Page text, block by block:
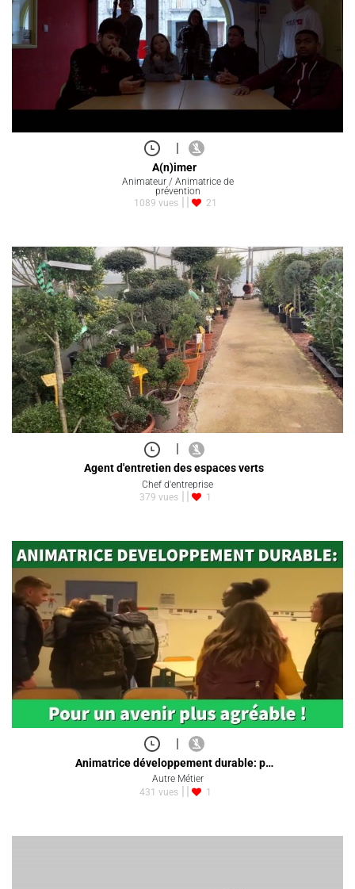
|
A(n)imer
Animateur / Animatrice de
prévention
1089 vues
21
Agent d'entretien des espaces verts
Chef d'entreprise
379 vues
1
|
Animatrice développement durable: p…
Autre Métier
431 vues
1